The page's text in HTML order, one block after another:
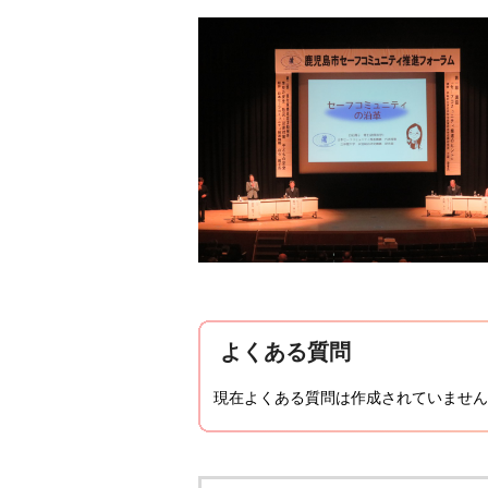
よくある質問
現在よくある質問は作成されていませ